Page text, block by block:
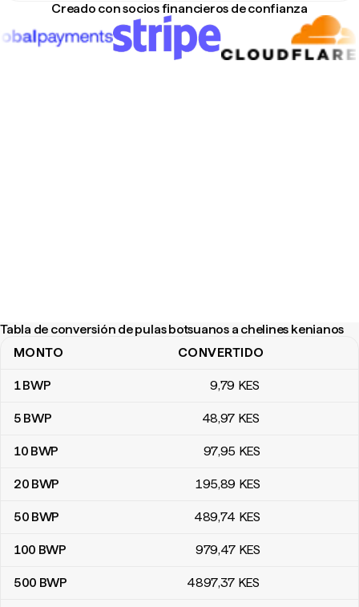
Creado con socios financieros de confianza
Tabla de conversión de pulas botsuanos a chelines kenianos
Tabla de conversión de pulas botsuanos a chelines kenianos
MONTO CONVERTIDO
1BWP 9,79 KES
5 BWP 48,97 KES
10 BWP 97,95 KES
20 BWP 195,89 KES
50 BWP 489,74 KES
100 BWP 979,47 KES
500 BWP 4897,37 KES